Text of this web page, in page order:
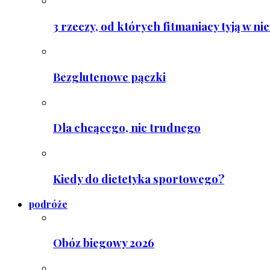
3 rzeczy, od których fitmaniacy tyją w
Bezglutenowe pączki
Dla chcącego, nic trudnego
Kiedy do dietetyka sportowego?
podróże
Obóz biegowy 2026